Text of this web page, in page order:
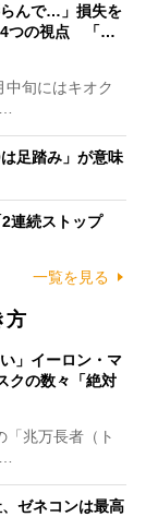
らんで…」損失を
4つの視点 「…
旬にはキオク
足踏み」が意味
連続ストップ
一覧を見る
方
」イーロン・マ
クの数々「絶対
兆万長者（ト
ゼネコンは最高